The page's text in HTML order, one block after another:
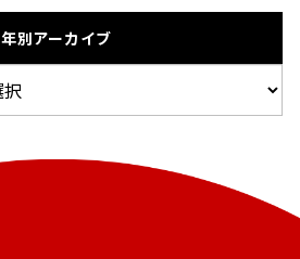
年別アーカイブ